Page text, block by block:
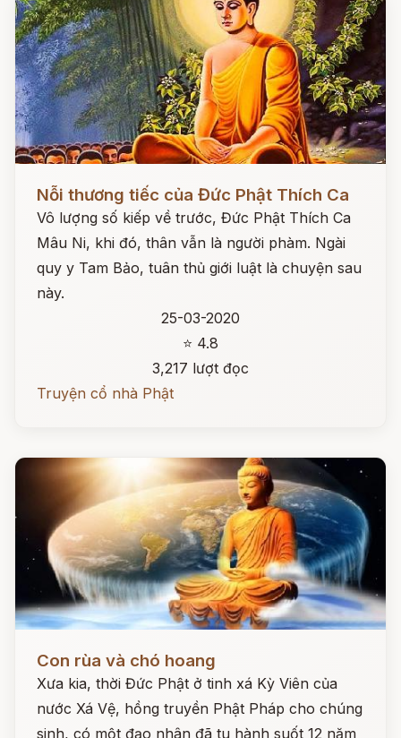
Đọc ngay
Nỗi thương tiếc của Đức Phật Thích Ca
Vô lượng số kiếp về trước, Đức Phật Thích Ca
Mâu Ni, khi đó, thân vẫn là người phàm. Ngài
quy y Tam Bảo, tuân thủ giới luật là chuyện sau
này.
25-03-2020
⭐ 4.8
3,217 lượt đọc
Truyện cổ nhà Phật
Con rùa và chó hoang
Xưa kia, thời Đức Phật ở tinh xá Kỳ Viên của
nước Xá Vệ, hồng truyền Phật Pháp cho chúng
sinh, có một đạo nhân đã tu hành suốt 12 năm